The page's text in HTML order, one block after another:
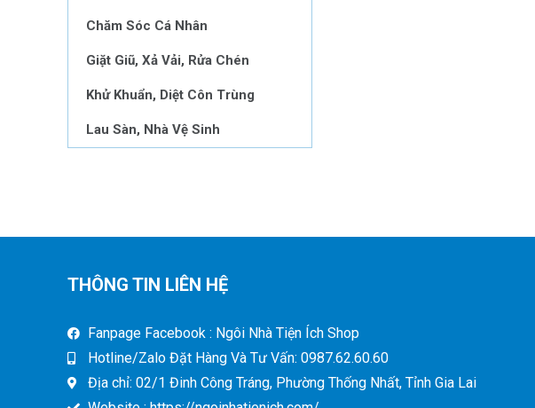
Chăm Sóc Cá Nhân
Giặt Giũ, Xả Vải, Rửa Chén
Khử Khuẩn, Diệt Côn Trùng
Lau Sàn, Nhà Vệ Sinh
THÔNG TIN LIÊN HỆ
Fanpage Facebook : Ngôi Nhà Tiện Ích Shop
Hotline/Zalo Đặt Hàng Và Tư Vấn: 0987.62.60.60
Địa chỉ: 02/1 Đinh Công Tráng, Phường Thống Nhất, Tỉnh Gia Lai